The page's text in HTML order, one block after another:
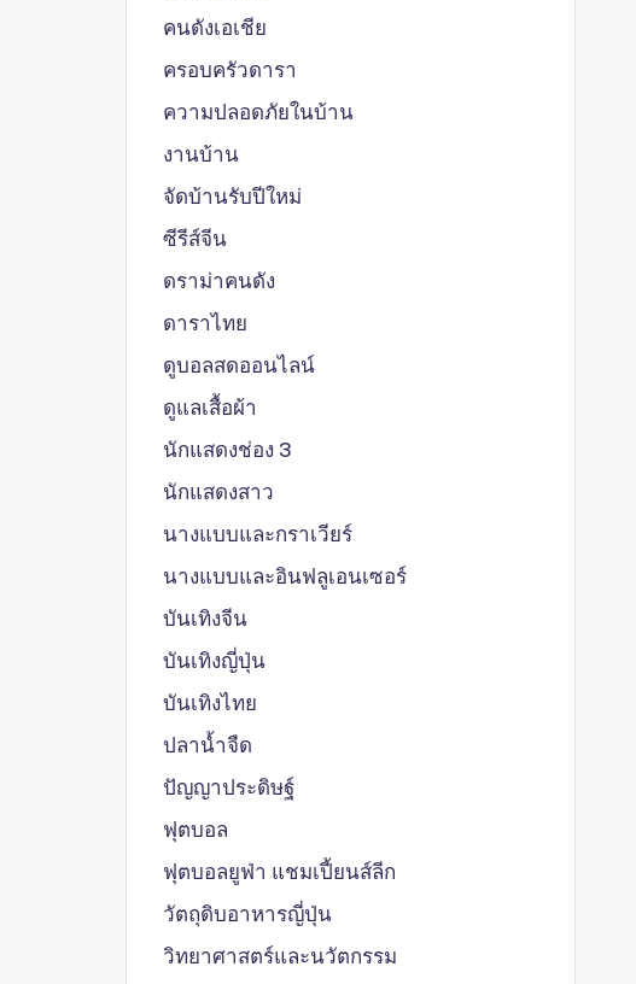
คนดังเอเชีย
ครอบครัวดารา
ความปลอดภัยในบ้าน
งานบ้าน
จัดบ้านรับปีใหม่
ซีรีส์จีน
ดราม่าคนดัง
ดาราไทย
ดูบอลสดออนไลน์
ดูแลเสื้อผ้า
นักแสดงช่อง 3
นักแสดงสาว
นางแบบและกราเวียร์
นางแบบและอินฟลูเอนเซอร์
บันเทิงจีน
บันเทิงญี่ปุ่น
บันเทิงไทย
ปลาน้ำจืด
ปัญญาประดิษฐ์
ฟุตบอล
ฟุตบอลยูฟ่า แชมเปี้ยนส์ลีก
วัตถุดิบอาหารญี่ปุ่น
วิทยาศาสตร์และนวัตกรรม